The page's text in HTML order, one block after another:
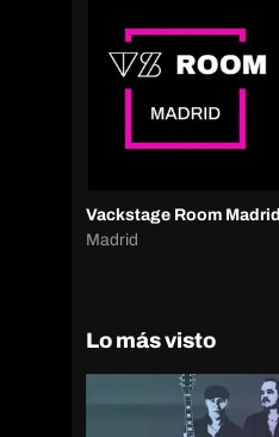
Vackstage Room Madrid
Madrid
Lo más visto